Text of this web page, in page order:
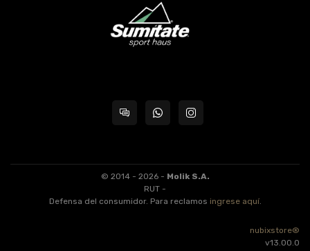
© 2014 - 2026 - Molik S.A.
RUT -
Defensa del consumidor. Para reclamos ingrese aquí.
nubixstore®
v13.00.0